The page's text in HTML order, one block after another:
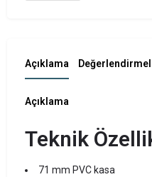
Açıklama
Açıklama
Teknik
71 mm PVC kasa